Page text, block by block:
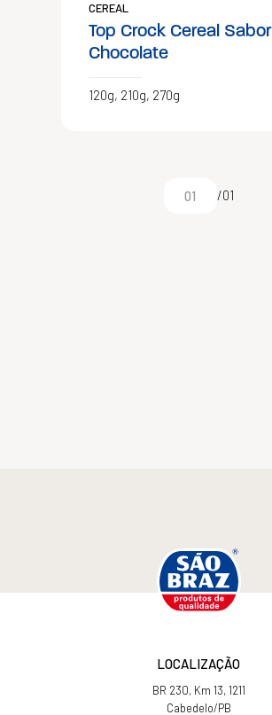
CEREAL
Top Crock Cereal Sabor
Chocolate
120g, 210g, 270g
/01
LOCALIZAÇÃO
BR 230, Km 13, 1211
Cabedelo/PB